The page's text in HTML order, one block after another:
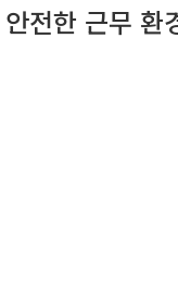
전한 근무 환